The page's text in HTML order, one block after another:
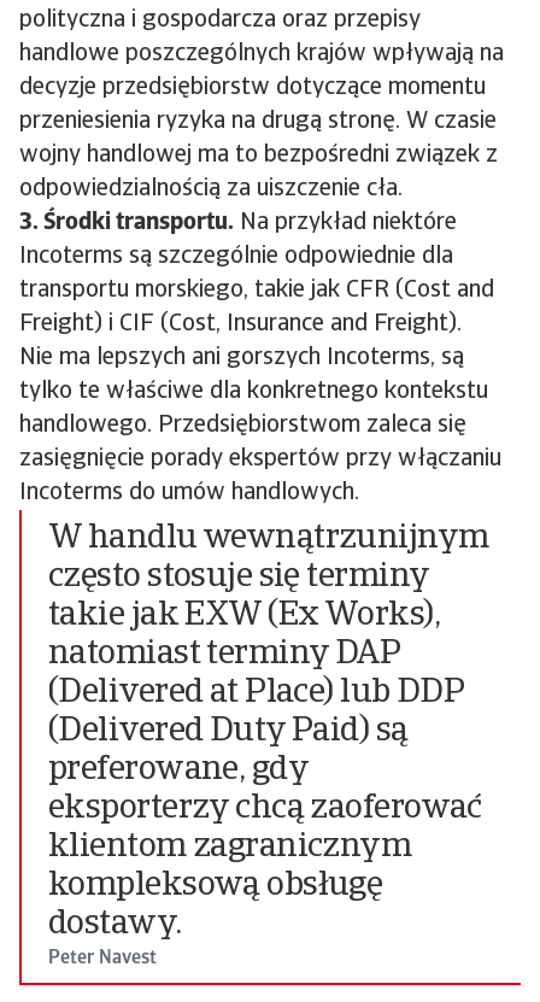
polityczna i gospodarcza oraz przepisy
handlowe poszczególnych krajów wpływają na
decyzje przedsiębiorstw dotyczące momentu
przeniesienia ryzyka na drugą stronę. W czasie
wojny handlowej ma to bezpośredni związek z
odpowiedzialnością za uiszczenie cła.
3. Środki transportu. Na przykład niektóre
Incoterms są szczególnie odpowiednie dla
transportu morskiego, takie jak CFR (Cost and
Freight) i CIF (Cost, Insurance and Freight).
Nie ma lepszych ani gorszych Incoterms, są
tylko te właściwe dla konkretnego kontekstu
handlowego. Przedsiębiorstwom zaleca się
zasięgnięcie porady ekspertów przy włączaniu
Incoterms do umów handlowych.
W handlu wewnątrzunijnym
często stosuje się terminy
takie jak EXW (Ex Works),
natomiast terminy DAP
(Delivered at Place) lub DDP
(Delivered Duty Paid) są
preferowane, gdy
eksporterzy chcą zaoferować
klientom zagranicznym
kompleksową obsługę
dostawy.
Peter Navest